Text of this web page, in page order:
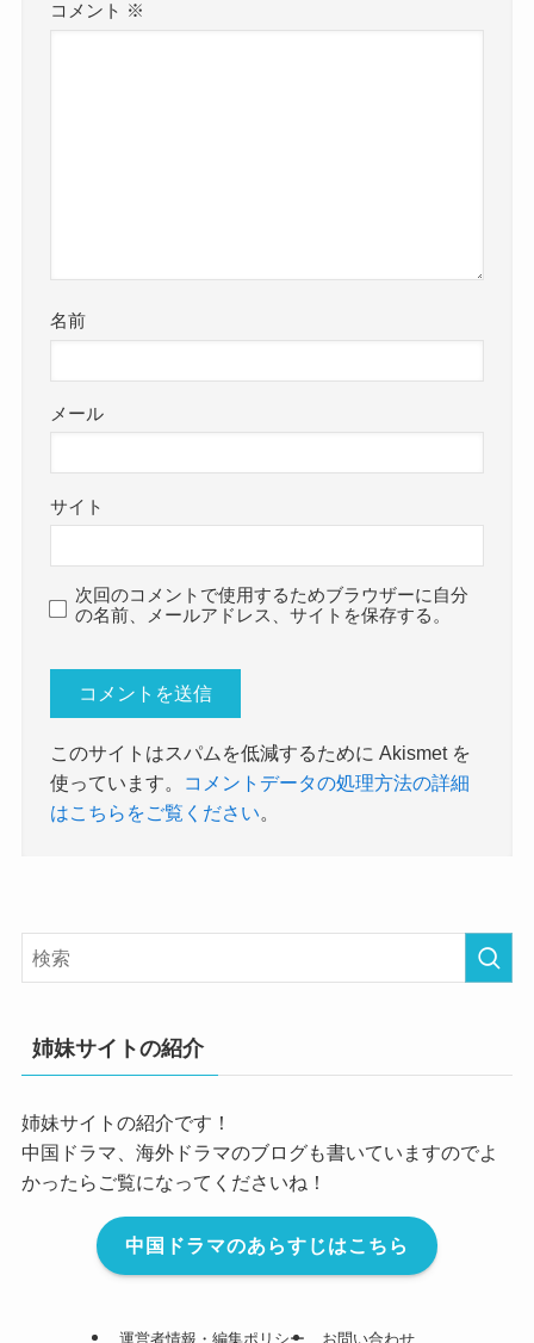
コメント ※
名前
メール
サイト
次回のコメントで使用するためブラウザーに自分
の名前、メールアドレス、サイトを保存する。
このサイトはスパムを低減するために Akismet を
使っています。
コメントデータの処理方法の詳細
はこちらをご覧ください
姉妹サイトの紹介
姉妹サイトの紹介です！
中国ドラマ、海外ドラマのブログも書いていますのでよ
かったらご覧になってくださいね！
中国ドラマのあらすじはこちら
運営者情報・編集ポリシー お問い合わせ